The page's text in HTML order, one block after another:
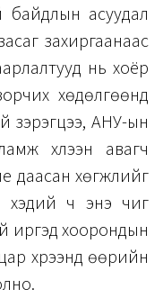
байдлын асуудал
захиргаанаас
нь хоёр
хөдөлгөөнд
зэрэгцээ, АНУ-ын
хүлээн авагч
даасан хөгжлийг
хэдий ч энэ чиг
иргэд хоорондын
хүрээнд өөрийн